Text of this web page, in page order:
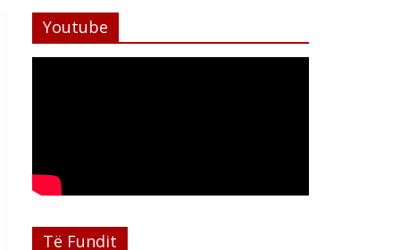
Youtube
Të Fundit